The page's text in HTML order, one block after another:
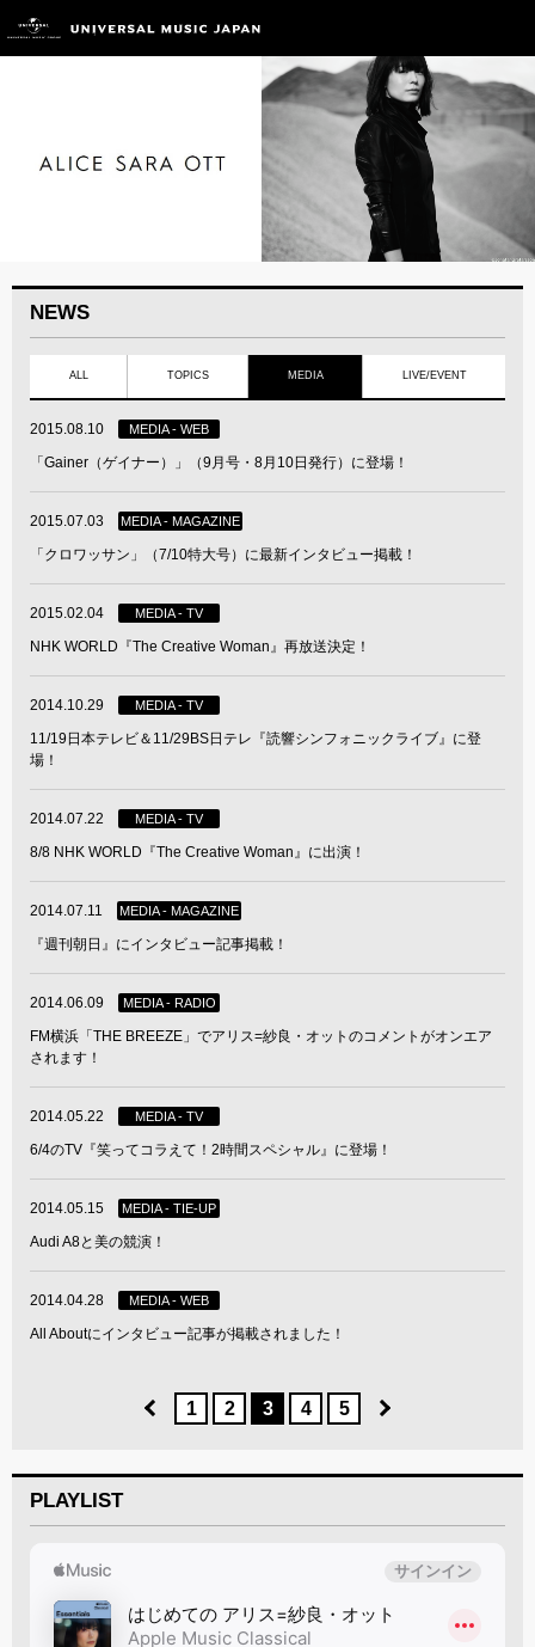
NEWS
ALL TOPICS MEDIA LIVE/EVENT
2015.08.10 MEDIA - WEB
「Gainer（ゲイナー）」（9月号・8月10日発行）に登場！
2015.07.03 MEDIA - MAGAZINE
「クロワッサン」（7/10特大号）に最新インタビュー掲載！
2015.02.04 MEDIA - TV
NHK WORLD『The Creative Woman』再放送決定！
2014.10.29 MEDIA - TV
11/19日本テレビ＆11/29BS日テレ『読響シンフォニックライブ』に登
場！
2014.07.22 MEDIA - TV
8/8 NHK WORLD『The Creative Woman』に出演！
2014.07.11 MEDIA - MAGAZINE
『週刊朝日』にインタビュー記事掲載！
2014.06.09 MEDIA - RADIO
FM横浜「THE BREEZE」でアリス=紗良・オットのコメントがオンエア
されます！
2014.05.22 MEDIA - TV
6/4のTV『笑ってコラえて！2時間スペシャル』に登場！
2014.05.15 MEDIA - TIE-UP
Audi A8と美の競演！
2014.04.28 MEDIA - WEB
All Aboutにインタビュー記事が掲載されました！
1 2 3 4 5
PLAYLIST